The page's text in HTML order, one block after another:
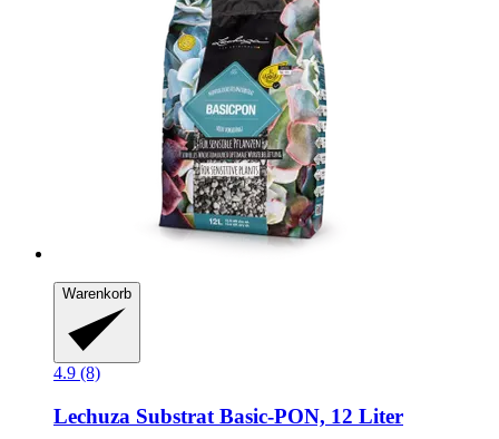
Warenkorb
4.9 (8)
Lechuza Substrat Basic-​PON, 12 Liter